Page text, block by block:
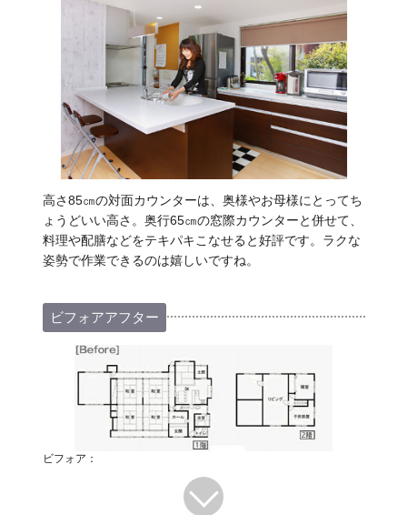
高さ85㎝の対面カウンターは、奥様やお母様にとってち
ょうどいい高さ。奥行65㎝の窓際カウンターと併せて、
料理や配膳などをテキパキこなせると好評です。ラクな
姿勢で作業できるのは嬉しいですね。
ビフォアアフター
ビフォア：